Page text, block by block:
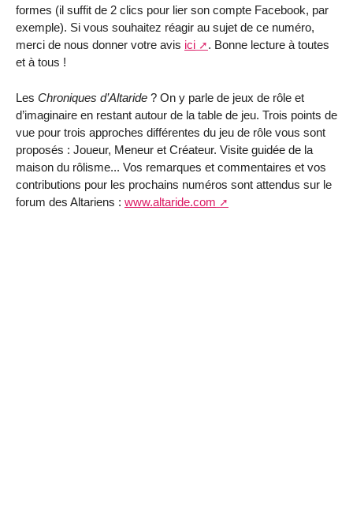
formes (il suffit de 2 clics pour lier son compte Facebook, par
exemple). Si vous souhaitez réagir au sujet de ce numéro,
merci de nous donner votre avis ici
. Bonne lecture à toutes
et à tous !
Les Chroniques d’Altaride ? On y parle de jeux de rôle et
d’imaginaire en restant autour de la table de jeu. Trois points de
vue pour trois approches différentes du jeu de rôle vous sont
proposés : Joueur, Meneur et Créateur. Visite guidée de la
maison du rôlisme... Vos remarques et commentaires et vos
contributions pour les prochains numéros sont attendus sur le
forum des Altariens : www.altaride.com